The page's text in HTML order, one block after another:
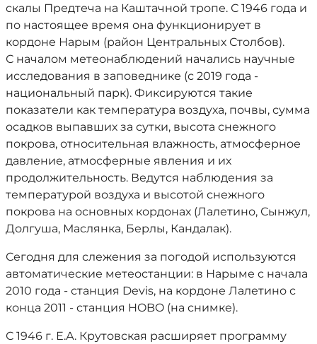
скалы Предтеча на Каштачной тропе. С 1946 года и
по настоящее время она функционирует в
кордоне Нарым (район Центральных Столбов).
С началом метеонаблюдений начались научные
исследования в заповеднике (с 2019 года -
национальный парк). Фиксируются такие
показатели как температура воздуха, почвы, сумма
осадков выпавших за сутки, высота снежного
покрова, относительная влажность, атмосферное
давление, атмосферные явления и их
продолжительность. Ведутся наблюдения за
температурой воздуха и высотой снежного
покрова на основных кордонах (Лалетино, Сынжул,
Долгуша, Маслянка, Берлы, Кандалак).
Сегодня для слежения за погодой используются
автоматические метеостанции: в Нарыме c начала
2010 года - станция Devis, на кордоне Лалетино с
конца 2011 - станция HOBO (на снимке).
С 1946 г. Е.А. Крутовская расширяет программу